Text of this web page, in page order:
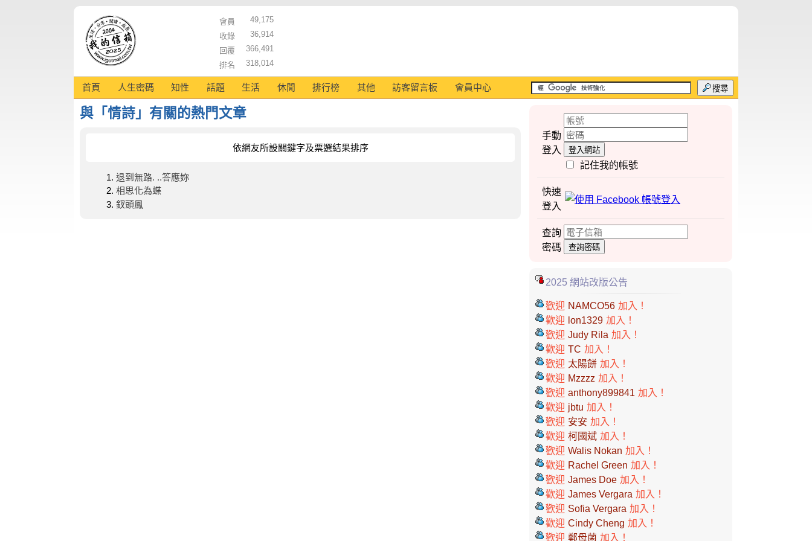
會員
49,175
收錄
36,914
回覆
366,491
排名
318,014
首頁 人生密碼 知性 話題 生活 休閒 排行榜 其他 訪客留言板 會員中心 搜尋
與「情詩」有關的熱門文章
依網友所設關鍵字及票選結果排序
退到無路. ..答應妳
相思化為蝶
釵頭鳳
手動
登入
登入網站
記住我的帳號
快速
登入
查詢
密碼
查詢密碼
2025 網站改版公告
歡迎 NAMCO56 加入！
歡迎 lon1329 加入！
歡迎 Judy Rila 加入！
歡迎 TC 加入！
歡迎 太陽餅 加入！
歡迎 Mzzzz 加入！
歡迎 anthony899841 加入！
歡迎 jbtu 加入！
歡迎 安安 加入！
歡迎 柯國斌 加入！
歡迎 Walis Nokan 加入！
歡迎 Rachel Green 加入！
歡迎 James Doe 加入！
歡迎 James Vergara 加入！
歡迎 Sofia Vergara 加入！
歡迎 Cindy Cheng 加入！
歡迎 鄭母菌 加入！